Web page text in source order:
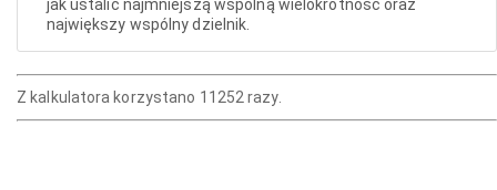
jak ustalić najmniejszą wspólną wielokrotność oraz
największy wspólny dzielnik.
Z kalkulatora korzystano 11252 razy.